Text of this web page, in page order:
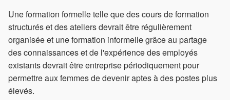
Une formation formelle telle que des cours de formation
structurés et des ateliers devrait être régulièrement
organisée et une formation informelle grâce au partage
des connaissances et de l'expérience des employés
existants devrait être entreprise périodiquement pour
permettre aux femmes de devenir aptes à des postes plus
élevés.